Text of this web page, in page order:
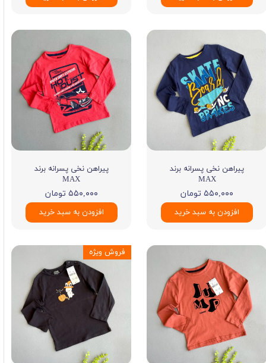
پیراهن نخی پسرانه برند
MAX
۵۵۰,۰۰۰ تومان
افزودن به سبد خرید
پیراهن نخی پسرانه برند
MAX
۵۵۰,۰۰۰ تومان
افزودن به سبد خرید
فروش ویژه